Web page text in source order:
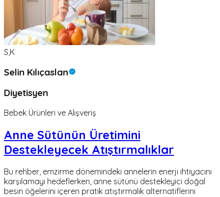
S,K
Selin Kılıçaslan
Diyetisyen
Bebek Ürünleri ve Alışveriş
Anne Sütünün Üretimini
Destekleyecek Atıştırmalıklar
Bu rehber, emzirme dönemindeki annelerin enerji ihtiyacını
karşılamayı hedeflerken, anne sütünü destekleyici doğal
besin öğelerini içeren pratik atıştırmalık alternatiflerini